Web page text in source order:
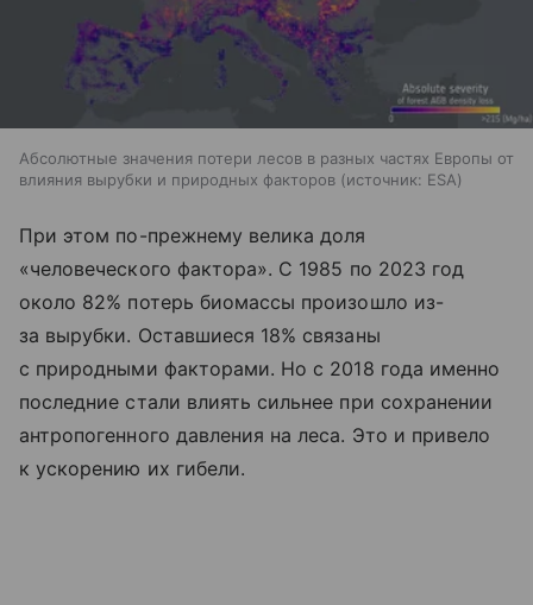
Абсолютные значения потери лесов в разных частях Европы от
влияния вырубки и природных факторов
источник: ESA
При этом по-прежнему велика доля
«человеческого фактора». С 1985 по 2023 год
около 82% потерь биомассы произошло из-
за вырубки. Оставшиеся 18% связаны
с природными факторами. Но с 2018 года именно
последние стали влиять сильнее при сохранении
антропогенного давления на леса. Это и привело
к ускорению их гибели.